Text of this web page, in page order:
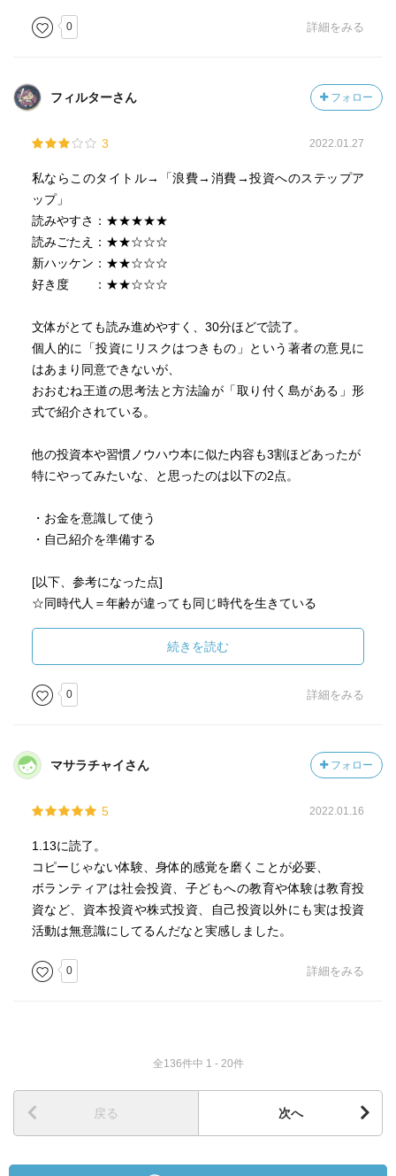
0 詳細をみる
フィルターさん フォロー
3 2022.01.27
私ならこのタイトル→「浪費→消費→投資へのステップア
ップ」
読みやすさ：★★★★★
読みごたえ：★★☆☆☆
新ハッケン：★★☆☆☆
好き度 ：★★☆☆☆
文体がとても読み進めやすく、30分ほどで読了。
個人的に「投資にリスクはつきもの」という著者の意見に
はあまり同意できないが、
おおむね王道の思考法と方法論が「取り付く島がある」形
式で紹介されている。
他の投資本や習慣ノウハウ本に似た内容も3割ほどあったが
特にやってみたいな、と思ったのは以下の2点。
・お金を意識して使う
・自己紹介を準備する
[以下、参考になった点]
☆同時代人＝年齢が違っても同じ時代を生きている
投資は未来からお返しをもらうこと
お金を使う時の気持ち（感情）に目を向ける→無自覚に消
応援するつもりで消費を行う→お金を意識して使う
選択すること→選択肢を絞り、『残りの可能性を捨てる』
目的→世の中が明るくなること
利他的（偽善）ではなく、世の中が明るくならなければ自
分へのリターンもなくなってしまう
けどするなら「自覚」して浪費する
人現関係のポートフォリオを分散する
続きを読む
0 詳細をみる
マサラチャイさん フォロー
5 2022.01.16
1.13に読了。
コピーじゃない体験、身体的感覚を磨くことが必要、
ボランティアは社会投資、子どもへの教育や体験は教育投
資など、資本投資や株式投資、自己投資以外にも実は投資
活動は無意識にしてるんだなと実感しました。
0 詳細をみる
全136件中 1 - 20件
戻る 次へ